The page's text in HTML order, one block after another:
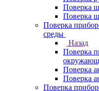
Поверка
Поверка
Поверка
среды
Назад
Поверка
Поверка
Поверка
Поверка